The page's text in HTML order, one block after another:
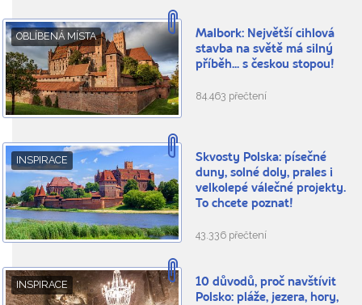
OBLÍBENÁ MÍSTA
Malbork: Největší cihlová
stavba na světě má silný
příběh... s českou stopou!
84.463 přečtení
INSPIRACE
Skvosty Polska: písečné
duny, solné doly, prales i
velkolepé válečné projekty.
To chcete poznat!
43.336 přečtení
INSPIRACE
10 důvodů, proč navštívit
Polsko: pláže, jezera, hory,